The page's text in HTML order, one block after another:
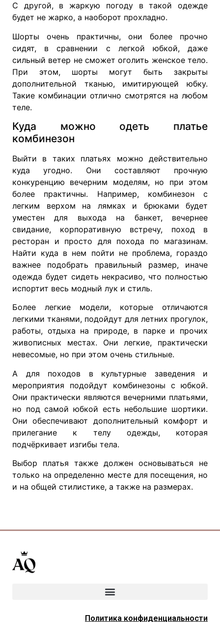
С другой, в жаркую погоду в такой одежде
будет не жарко, а наоборот прохладно.
Шорты очень практичны, они более прочно
сидят, в сравнении с легкой юбкой, даже
сильный ветер не сможет оголить женское тело.
При этом, шорты могут быть закрыты
дополнительной тканью, имитирующей юбку.
Такие комбинации отлично смотрятся на любом
теле.
Куда можно одеть платье
комбинезон
Выйти в таких платьях можно действительно
куда угодно. Они составляют прочную
конкуренцию вечерним моделям, но при этом
более практичны. Например, комбинезон с
легким верхом на лямках и брюками будет
уместен для выхода на банкет, вечернее
свидание, корпоративную встречу, поход в
ресторан и просто для похода по магазинам.
Найти куда в нем пойти не проблема, гораздо
важнее подобрать правильный размер, иначе
одежда будет сидеть некрасиво, что полностью
испортит весь модный лук и стиль.
Более легкие модели, которые отличаются
легкими тканями, подойдут для летних прогулок,
работы, отдыха на природе, в парке и прочих
живописных местах. Они легкие, практически
невесомые, но при этом очень стильные.
А для походов в культурные заведения и
мероприятия подойдут комбинезоны с юбкой.
Они практически являются вечерними платьями,
но под самой юбкой есть небольшие шортики.
Они обеспечивают дополнительный комфорт и
прилегание к телу одежды, которая
подчёркивает изгибы тела.
Выбор платья также должен основываться не
только на определенно месте для посещения, но
и на общей стилистике, а также на размерах.
Политика конфиденциальности